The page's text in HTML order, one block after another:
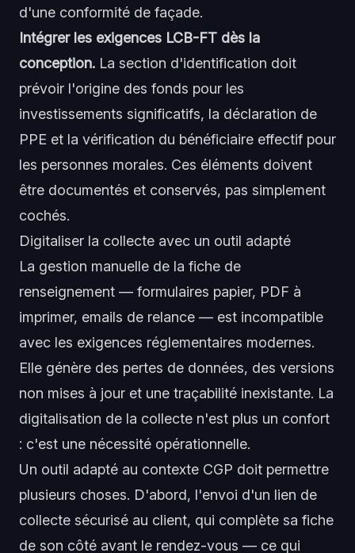
d'une conformité de façade.
Intégrer les exigences LCB-FT dès la
conception. La section d'identification doit
prévoir l'origine des fonds pour les
investissements significatifs, la déclaration de
PPE et la vérification du bénéficiaire effectif pour
les personnes morales. Ces éléments doivent
être documentés et conservés, pas simplement
cochés.
Digitaliser la collecte avec un outil adapté
La gestion manuelle de la fiche de
renseignement — formulaires papier, PDF à
imprimer, emails de relance — est incompatible
avec les exigences réglementaires modernes.
Elle génère des pertes de données, des versions
non mises à jour et une traçabilité inexistante. La
digitalisation de la collecte n'est plus un confort
: c'est une nécessité opérationnelle.
Un outil adapté au contexte CGP doit permettre
plusieurs choses. D'abord, l'envoi d'un lien de
collecte sécurisé au client, qui complète sa fiche
de son côté avant le rendez-vous — ce qui